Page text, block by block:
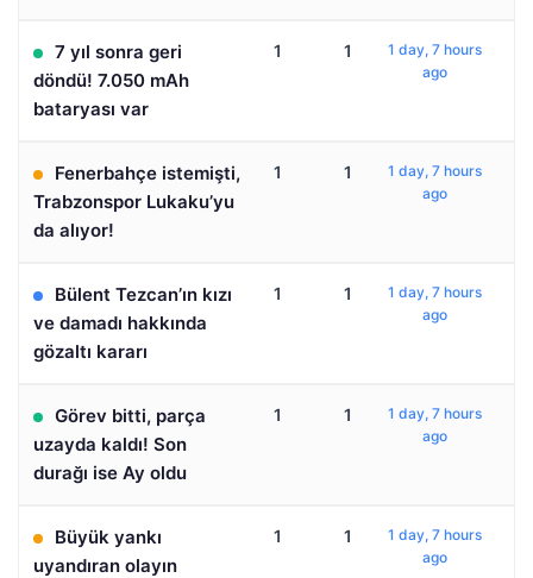
7 yıl sonra geri
döndü! 7.050 mAh
bataryası var
1 1
1 day, 7 hours
ago
Fenerbahçe istemişti,
Trabzonspor Lukaku’yu
da alıyor!
1 1
1 day, 7 hours
ago
Bülent Tezcan’ın kızı
ve damadı hakkında
gözaltı kararı
1 1
1 day, 7 hours
ago
Görev bitti, parça
uzayda kaldı! Son
durağı ise Ay oldu
1 1
1 day, 7 hours
ago
Büyük yankı
uyandıran olayın
1 1
1 day, 7 hours
ago